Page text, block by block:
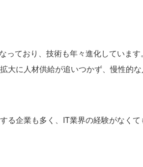
っており、技術も年々進化していま
大に人材供給が追いつかず、慢性的
る企業も多く、IT業界の経験がなく